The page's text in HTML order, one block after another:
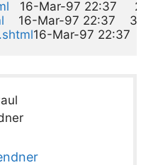
   16-Mar-97 22:37     2k
    16-Mar-97 22:37    32k